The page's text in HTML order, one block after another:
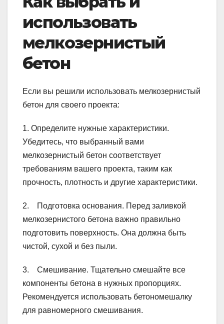
использовать
мелкозернистый
бетон
Если вы решили использовать мелкозернистый
бетон для своего проекта:
1. Определите нужные характеристики.
Убедитесь, что выбранный вами
мелкозернистый бетон соответствует
требованиям вашего проекта, таким как
прочность, плотность и другие характеристики.
2. Подготовка основания. Перед заливкой
мелкозернистого бетона важно правильно
подготовить поверхность. Она должна быть
чистой, сухой и без пыли.
3. Смешивание. Тщательно смешайте все
компоненты бетона в нужных пропорциях.
Рекомендуется использовать бетономешалку
для равномерного смешивания.